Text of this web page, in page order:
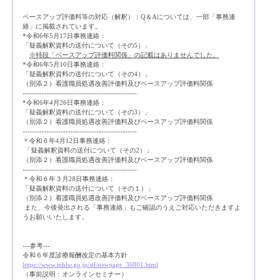
ベースアップ評価料等の対応（解釈）：Q＆Aについては、一部「事務連
絡」に掲載されています。
*令和6年5月17日事務連絡：
「疑義解釈資料の送付について（その5）」
※特段「ベースアップ評価料関係」の記載はありませんでした。
*令和6年5月10日事務連絡：
「疑義解釈資料の送付について（その4）」
（別添２）看護職員処遇改善評価料及びベースアップ評価料関係
------------------------------------------------
*令和6年4月26日事務連絡：
「疑義解釈資料の送付について（その3）」
（別添２）看護職員処遇改善評価料及びベースアップ評価料関係
------------------------------------------------
＊令和６年4月12日事務連絡：
「疑義解釈資料の送付について（その2）」
（別添２）看護職員処遇改善評価料及びベースアップ評価料関係
------------------------------------------------
＊令和６年３月28日事務連絡：
「疑義解釈資料の送付について（その１）」
（別添２）看護職員処遇改善評価料及びベースアップ評価料関係
また、今後発出される「事務連絡」もご確認のうえご対応いただきますよ
うお願いいたします。
---参考---
令和６年度診療報酬改定の基本方針
https://www.mhlw.go.jp/stf/newpage_36801.html
（事前説明：オンラインセミナー）